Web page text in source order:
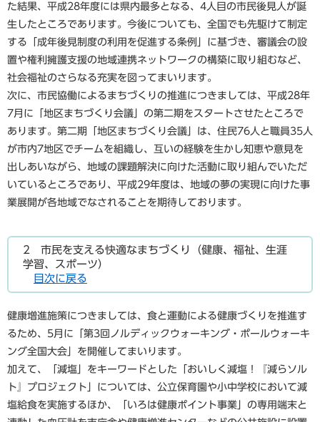
た結果、平成28年度には県内最多となる、4人目の市民後見人が誕
生したところであります。今後についても、全国でも先駆けて制定
する「成年後見制度の利用を促進する条例」に基づき、審議会の設
置や権利擁護支援の地域連携ネットワークの構築に取り組むなど、
社会福祉のさらなる充実を図ってまいります。
次に、市民協働によるまちづくりの推進につきましては、平成28年
7月に「地区まちづくり会議」の第二期をスタートさせたところで
あります。第二期「地区まちづくり会議」は、住民76人と職員35人
が市内7地区でチームを組織し、互いの経験を生かし知恵や意見を
出しあいながら、地域の課題解決に向けた活動に取り組んでいただ
いているところであり、平成29年度は、地域の夢の実現に向けた事
業展開が各地域でなされることを期待しております。
2 市民を支える快適なまちづくり（健康、福祉、生涯
学習、スポーツ）
目次に戻る
健康増進施策につきましては、食と運動による健康づくりを推進す
るため、5月に「第3回ノルディックウォーキング・ポールウォーキ
ング全国大会」を開催してまいります。
加えて、「減塩」をキーワードとした「おいしく減塩！『減らソル
ト』プロジェクト」については、公立保育園や小中学校において減
塩給食を実施するほか、「いろは健康ポイント事業」の専用端末と